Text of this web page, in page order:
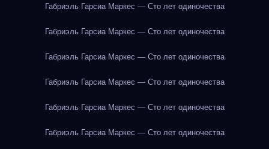
Габриэль Гарсиа Маркес — Сто лет одиночества
Габриэль Гарсиа Маркес — Сто лет одиночества
Габриэль Гарсиа Маркес — Сто лет одиночества
Габриэль Гарсиа Маркес — Сто лет одиночества
Габриэль Гарсиа Маркес — Сто лет одиночества
Габриэль Гарсиа Маркес — Сто лет одиночества